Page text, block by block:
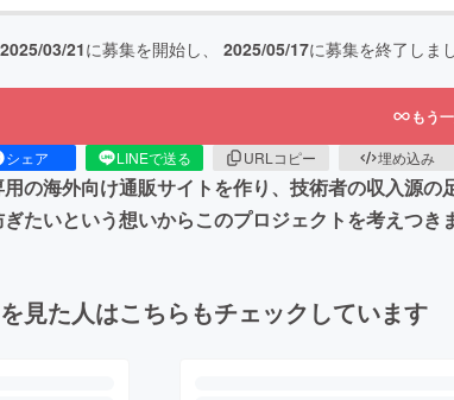
2025/03/21に募集を開始し、 2025/05/17に募集を終了しま
もう
シェア LINEで送る URLコピー 埋め込み
の海外向け通販サイトを作り、技術者の収入源
たいという想いからこのプロジェクトを考えつき
見た人はこちらもチェックしています